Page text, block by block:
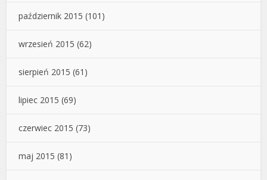
październik 2015 (101)
wrzesień 2015 (62)
sierpień 2015 (61)
lipiec 2015 (69)
czerwiec 2015 (73)
maj 2015 (81)